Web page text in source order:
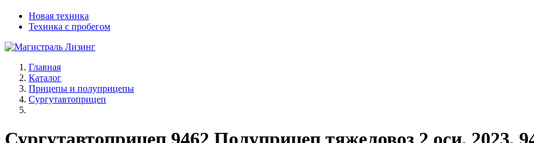
Новая техника
Техника с пробегом
Главная
Каталог
Прицепы и полуприцепы
Сургутавтоприцеп